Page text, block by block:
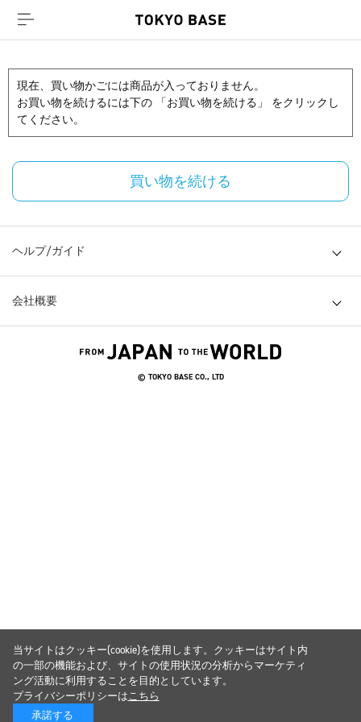
現在、買い物かごには商品が入っておりません。
お買い物を続けるには下の 「お買い物を続ける」 をクリックし
てください。
買い物を続ける
ヘルプ/ガイド
会社概要
© TOKYO BASE CO., LTD
当サイトはクッキー(cookie)を使用します。クッキーはサイト内
の一部の機能および、サイトの使用状況の分析からマーケティ
ング活動に利用することを目的としています。
プライバシーポリシーはこちら
承諾する